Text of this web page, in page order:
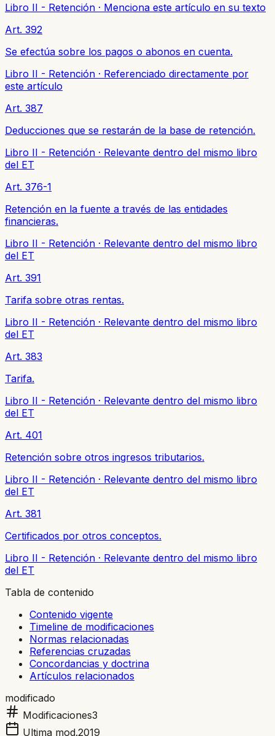
Libro II - Retención · Menciona este artículo en su texto
Art. 392
Se efectúa sobre los pagos o abonos en cuenta.
Libro II - Retención · Referenciado directamente por
este artículo
Art. 387
Deducciones que se restarán de la base de retención.
Libro II - Retención · Relevante dentro del mismo libro
del ET
Art. 376-1
Retención en la fuente a través de las entidades
financieras.
Libro II - Retención · Relevante dentro del mismo libro
del ET
Art. 391
Tarifa sobre otras rentas.
Libro II - Retención · Relevante dentro del mismo libro
del ET
Art. 383
Tarifa.
Libro II - Retención · Relevante dentro del mismo libro
del ET
Art. 401
Retención sobre otros ingresos tributarios.
Libro II - Retención · Relevante dentro del mismo libro
del ET
Art. 381
Certificados por otros conceptos.
Libro II - Retención · Relevante dentro del mismo libro
del ET
Tabla de contenido
Contenido vigente
Timeline de modificaciones
Normas relacionadas
Referencias cruzadas
Concordancias y doctrina
Artículos relacionados
modificado
Modificaciones3
Ultima mod.2019